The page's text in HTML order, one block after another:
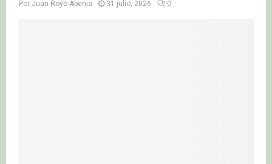
Por Juan Royo Abenia 31 julio, 2026 0